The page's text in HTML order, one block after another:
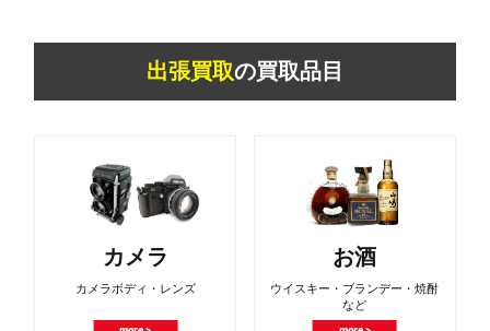
出張買取の買取品目
カメラ
カメラボディ・レンズ
お酒
ウイスキー・ブランデー・焼酎
など